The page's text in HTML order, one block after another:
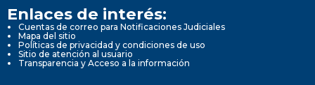
Enlaces de interés:
Cuentas de correo para Notificaciones Judiciales
Mapa del sitio
Políticas de privacidad y condiciones de uso
Sitio de atención al usuario
Transparencia y Acceso a la información